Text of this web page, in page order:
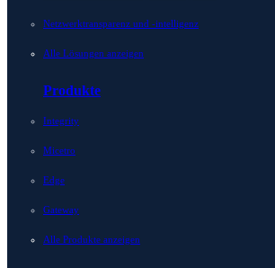
Netzwerktransparenz und -intelligenz
Alle Lösungen anzeigen
Produkte
Integrity
Micetro
Edge
Gateway
Alle Produkte anzeigen